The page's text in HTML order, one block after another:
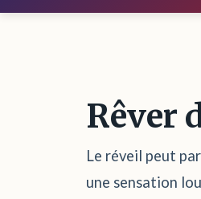
Rêver
Le réveil peut
une sensation